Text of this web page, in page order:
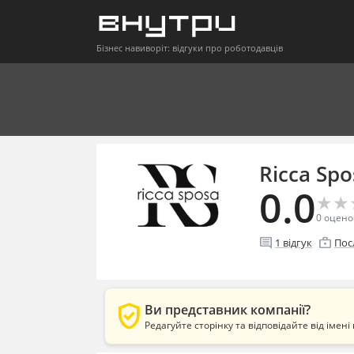
Бізнес навиворіт: відгуки про роботодавців
Ricca
0.0★
★★
★
0
comment 1 відгук enterprise
verified_user Ви представник компанії?
Редагуйте сторінку та відповідайте від імені